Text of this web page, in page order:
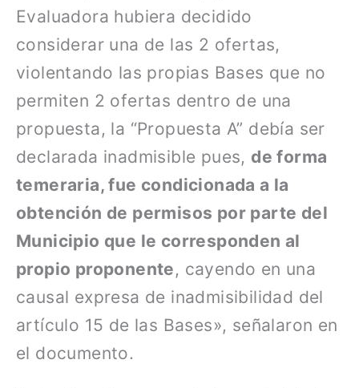
Evaluadora hubiera decidido
considerar una de las 2 ofertas,
violentando las propias Bases que no
permiten 2 ofertas dentro de una
propuesta, la “Propuesta A” debía ser
declarada inadmisible pues, de forma
temeraria, fue condicionada a la
obtención de permisos por parte del
Municipio que le corresponden al
propio proponente, cayendo en una
causal expresa de inadmisibilidad del
artículo 15 de las Bases», señalaron en
el documento.